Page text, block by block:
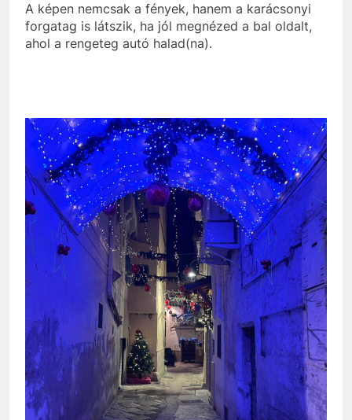
A képen nemcsak a fények, hanem a karácsonyi
forgatag is látszik, ha jól megnézed a bal oldalt,
ahol a rengeteg autó halad(na).